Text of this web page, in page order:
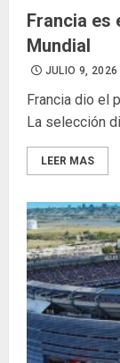
Francia es
Mundial
JULIO 9, 2026
Francia dio el
La selección
LEER MAS